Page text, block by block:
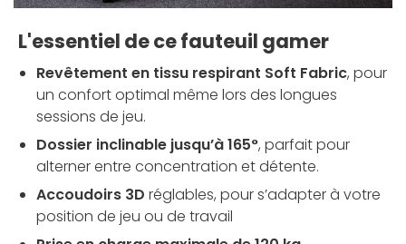
L'essentiel de ce fauteuil gamer
Revêtement en tissu respirant Soft Fabric, pour
un confort optimal même lors des longues
sessions de jeu.
Dossier inclinable jusqu’à 165°, parfait pour
alterner entre concentration et détente.
Accoudoirs 3D réglables, pour s’adapter à votre
position de jeu ou de travail